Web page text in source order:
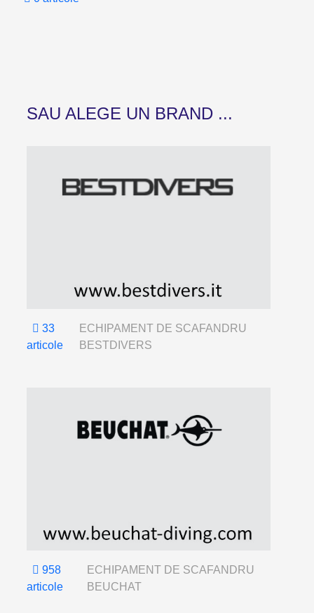
SAU ALEGE UN BRAND ...
33
articole
ECHIPAMENT DE SCAFANDRU
BESTDIVERS
958
articole
ECHIPAMENT DE SCAFANDRU
BEUCHAT